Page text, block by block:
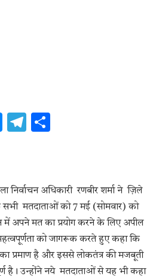
Messenger
Telegram
निर्वाचन अधिकारी रणबीर शर्मा ने ज़िले
सभी मतदाताओं को 7 मई (सोमवार) को
में अपने मत का प्रयोग करने के लिए अपील
को जागरूक करते हुए कहा कि
का प्रमाण है और इससे लोकतंत्र की मजबूती
है। उन्होंने नये मतदाताओं से यह भी कहा